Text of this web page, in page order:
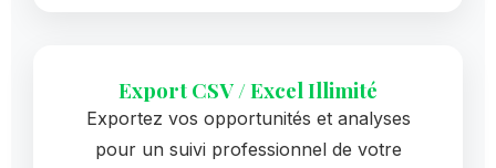
Export CSV / Excel Illimité
Exportez vos opportunités et analyses
pour un suivi professionnel de votre